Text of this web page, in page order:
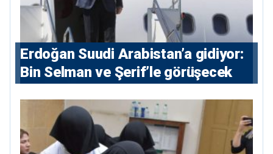
Erdoğan Suudi Arabistan’a gidiyor:
Bin Selman ve Şerif’le görüşecek